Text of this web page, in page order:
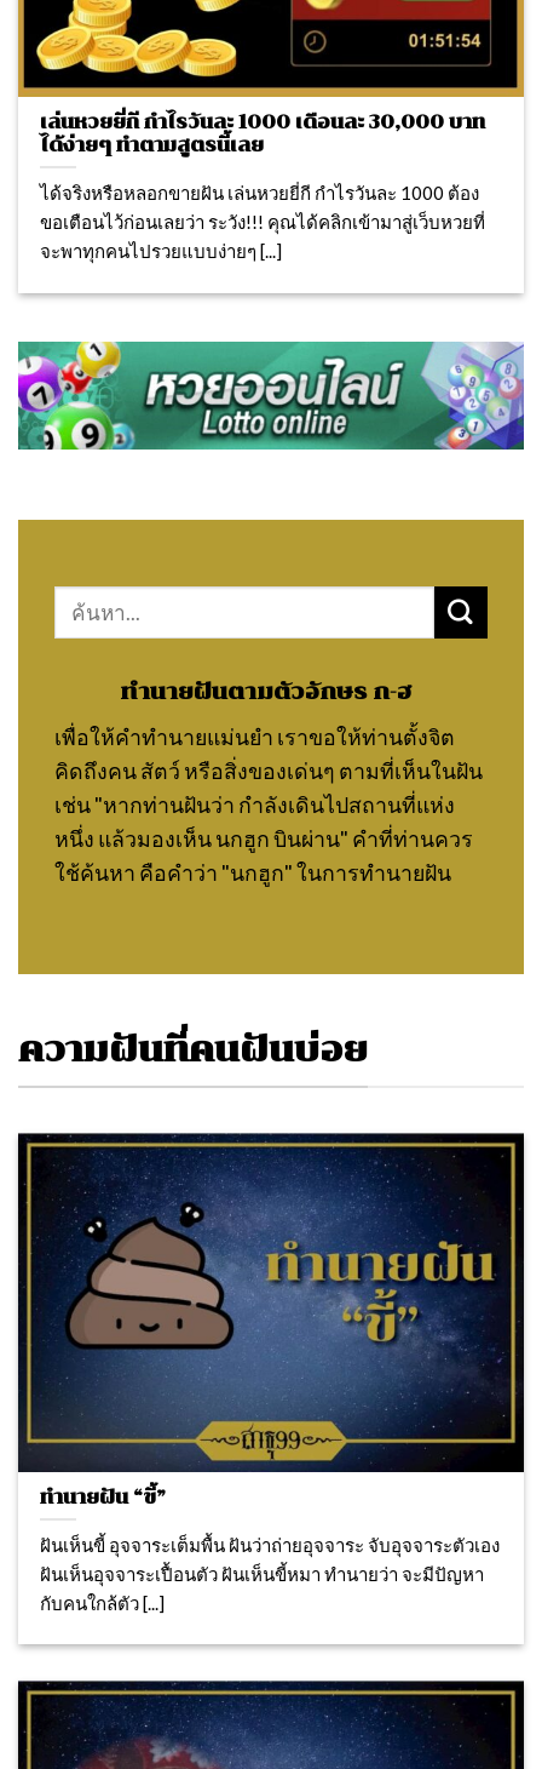
เล่นหวยยี่กี กำไรวันละ 1000 เดือนละ 30,000 บาท
ได้ง่ายๆ ทำตามสูตรนี้เลย
ได้จริงหรือหลอกขายฝัน เล่นหวยยี่กี กำไรวันละ 1000 ต้อง
ขอเตือนไว้ก่อนเลยว่า ระวัง!!! คุณได้คลิกเข้ามาสู่เว็บหวยที่
จะพาทุกคนไปรวยแบบง่ายๆ [...]
Search
ทำนายฝันตามตัวอักษร ก-ฮ
เพื่อให้คำทำนายแม่นยำ เราขอให้ท่านตั้งจิต
คิดถึงคน สัตว์ หรือสิ่งของเด่นๆ ตามที่เห็นในฝัน
เช่น "หากท่านฝันว่า กำลังเดินไปสถานที่แห่ง
หนึ่ง แล้วมองเห็น นกฮูก บินผ่าน" คำที่ท่านควร
ใช้ค้นหา คือคำว่า "นกฮูก" ในการทำนายฝัน
ความฝันที่คนฝันบ่อย
ทำนายฝัน “ขี้”
ฝันเห็นขี้ อุจจาระเต็มพื้น ฝันว่าถ่ายอุจจาระ จับอุจจาระตัวเอง
ฝันเห็นอุจจาระเปื้อนตัว ฝันเห็นขี้หมา ทำนายว่า จะมีปัญหา
กับคนใกล้ตัว [...]